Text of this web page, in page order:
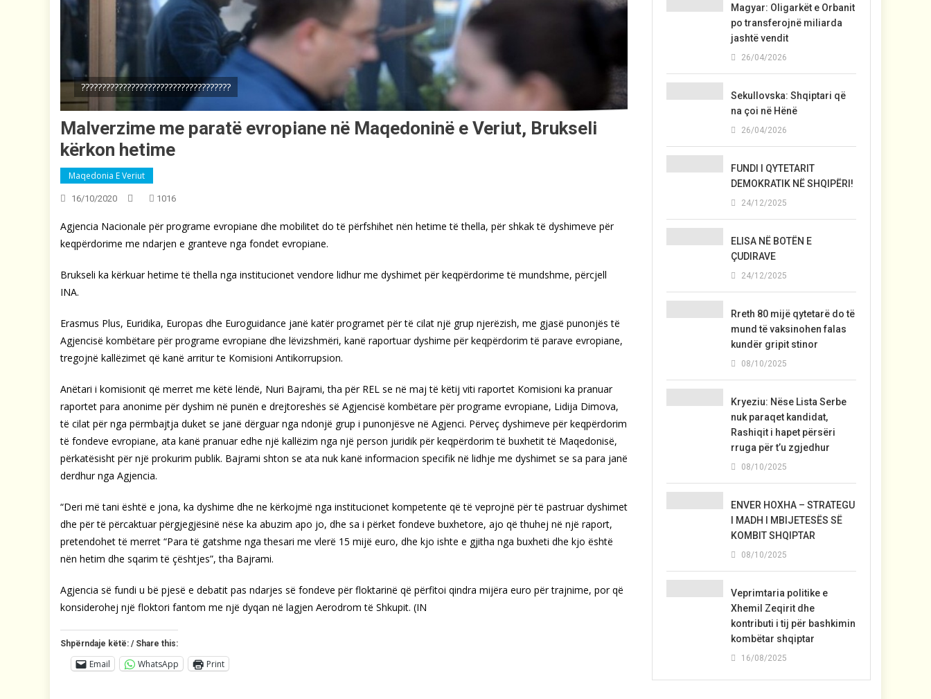
????????????????????????????????????
Malverzime me paratë evropiane në Maqedoninë e Veriut, Brukseli
kërkon hetime
Maqedonia E Veriut
16/10/2020 1016
Agjencia Nacionale për programe evropiane dhe mobilitet do të përfshihet nën hetime të thella, për shkak të dyshimeve për
keqpërdorime me ndarjen e granteve nga fondet evropiane.
Brukseli ka kërkuar hetime të thella nga institucionet vendore lidhur me dyshimet për keqpërdorime të mundshme, përcjell
INA.
Erasmus Plus, Euridika, Europas dhe Euroguidance janë katër programet për të cilat një grup njerëzish, me gjasë punonjës të
Agjencisë kombëtare për programe evropiane dhe lëvizshmëri, kanë raportuar dyshime për keqpërdorim të parave evropiane,
tregojnë kallëzimet që kanë arritur te Komisioni Antikorrupsion.
Anëtari i komisionit që merret me këtë lëndë, Nuri Bajrami, tha për REL se në maj të këtij viti raportet Komisioni ka pranuar
raportet para anonime për dyshim në punën e drejtoreshës së Agjencisë kombëtare për programe evropiane, Lidija Dimova,
të cilat për nga përmbajtja duket se janë dërguar nga ndonjë grup i punonjësve në Agjenci. Përveç dyshimeve për keqpërdorim
të fondeve evropiane, ata kanë pranuar edhe një kallëzim nga një person juridik për keqpërdorim të buxhetit të Maqedonisë,
përkatësisht për një prokurim publik. Bajrami shton se ata nuk kanë informacion specifik në lidhje me dyshimet se sa para janë
derdhur nga Agjencia.
“Deri më tani është e jona, ka dyshime dhe ne kërkojmë nga institucionet kompetente që të veprojnë për të pastruar dyshimet
dhe për të përcaktuar përgjegjësinë nëse ka abuzim apo jo, dhe sa i përket fondeve buxhetore, ajo që thuhej në një raport,
pretendohet të merret “Para të gatshme nga thesari me vlerë 15 mijë euro, dhe kjo ishte e gjitha nga buxheti dhe kjo është
nën hetim dhe sqarim të çështjes”, tha Bajrami.
Agjencia së fundi u bë pjesë e debatit pas ndarjes së fondeve për floktarinë që përfitoi qindra mijëra euro për trajnime, por që
konsiderohej një floktori fantom me një dyqan në lagjen Aerodrom të Shkupit. (IN
Shpërndaje këtë: / Share this:
Email WhatsApp Print
Magyar: Oligarkët e Orbanit
po transferojnë miliarda
jashtë vendit
26/04/2026
Sekullovska: Shqiptari që
na çoi në Hënë
26/04/2026
FUNDI I QYTETARIT
DEMOKRATIK NË SHQIPËRI!
24/12/2025
ELISA NË BOTËN E
ÇUDIRAVE
24/12/2025
Rreth 80 mijë qytetarë do të
mund të vaksinohen falas
kundër gripit stinor
08/10/2025
Kryeziu: Nëse Lista Serbe
nuk paraqet kandidat,
Rashiqit i hapet përsëri
rruga për t’u zgjedhur
08/10/2025
ENVER HOXHA – STRATEGU
I MADH I MBIJETESËS SË
KOMBIT SHQIPTAR
08/10/2025
Veprimtaria politike e
Xhemil Zeqirit dhe
kontributi i tij për bashkimin
kombëtar shqiptar
16/08/2025